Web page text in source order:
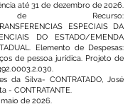
até 31 de dezembro de 2026.
Recurso:
ESPECIAIS DA
DO ESTADO/EMENDA
Elemento de Despesas:
de pessoa jurídica. Projeto de
.
da Silva- CONTRATADO, José
- CONTRATANTE.
de 2026.